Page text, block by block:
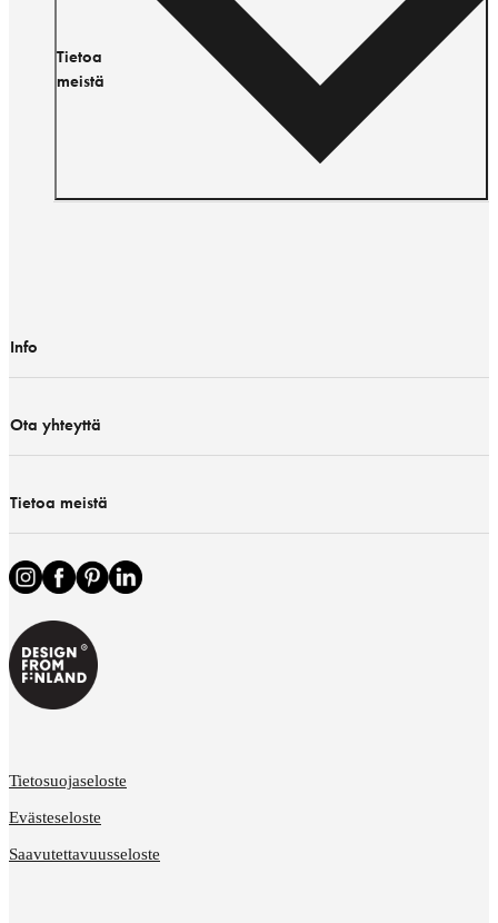
Tietoa
meistä
Info
Ota yhteyttä
Tietoa meistä
Tietosuojaseloste
Evästeseloste
Saavutettavuusseloste